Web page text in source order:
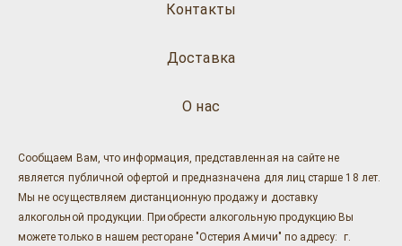
О нас
Доставка
Контакты
Сообщаем Вам, что информация, представленная на сайте не
является публичной офертой и предназначена для лиц старше 18 лет.
Мы не осуществляем дистанционную продажу и доставку
алкогольной продукции. Приобрести алкогольную продукцию Вы
можете только в нашем ресторане "Остерия Амичи" по адресу: г.